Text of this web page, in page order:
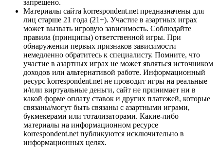
запрещено.
Материалы сайта korrespondent.net предназначены для
лиц старше 21 года (21+). Участие в азартных играх
может вызвать игровую зависимость. Соблюдайте
правила (принципы) ответственной игры. При
обнаружении первых признаков зависимости
немедленно обратитесь к специалисту. Помните, что
участие в азартных играх не может являться источником
доходов или альтернативой работе. Информационный
ресурс korrespondent.net не проводит игры на реальные
и/или виртуальные деньги, сайт не принимает ни в
какой форме оплату ставок и других платежей, которые
связаны/могут быть связаны с азартными играми,
букмекерами или тотализаторами. Какие-либо
материалы на информационном ресурсе
korrespondent.net публикуются исключительно в
информационных целях.